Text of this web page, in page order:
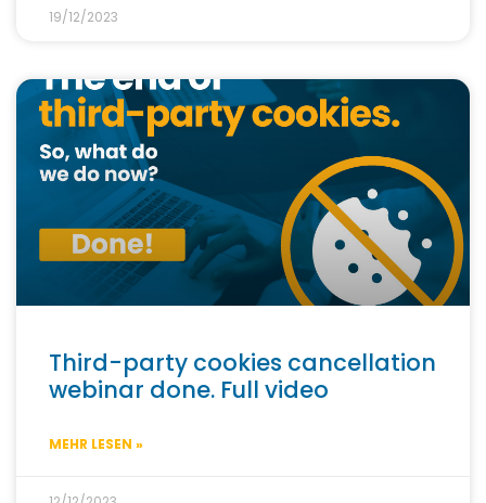
19/12/2023
Third-party cookies cancellation
webinar done. Full video
MEHR LESEN »